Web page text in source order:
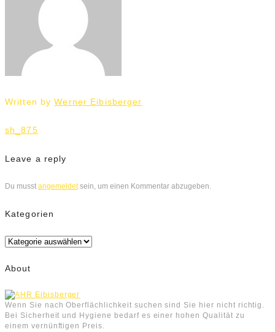
Written byWerner Eibisberger
Beitrags-
Navigation
sh_875
Leave a reply
Du musst angemeldetsein, um einen Kommentar abzugeben.
Kategorien
Kategorien
About
Wenn Sie nach Oberflächlichkeit suchen sind Sie hier nicht richtig.
Bei Sicherheit und Hygiene bedarf es einer hohen Qualität zu
einem vernünftigen Preis.